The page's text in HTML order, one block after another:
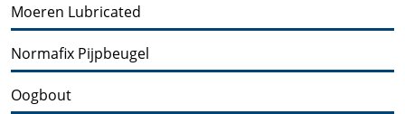
Moeren Lubricated
Normafix Pijpbeugel
Oogbout